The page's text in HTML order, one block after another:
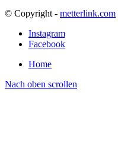
© Copyright - metterlink.com
Instagram
Facebook
Home
Nach oben scrollen